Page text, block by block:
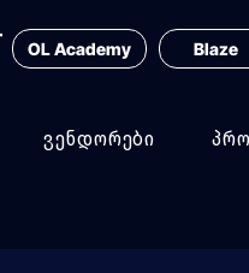
OL Academy Blaze
ვენდორები